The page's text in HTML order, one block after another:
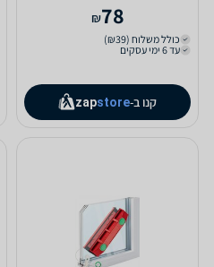
78
₪
כולל משלוח (₪39)
עד 6 ימי עסקים
קנו ב- zapstore